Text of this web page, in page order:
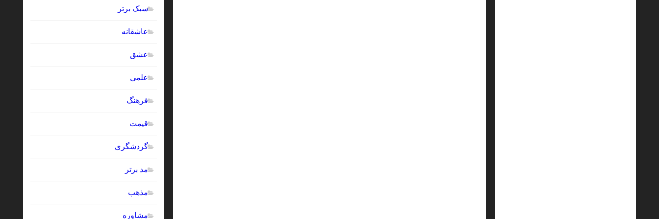
سبک برتر
عاشقانه
عشق
علمی
فرهنگ
قیمت
گردشگری
مد برتر
مذهب
مشاوره